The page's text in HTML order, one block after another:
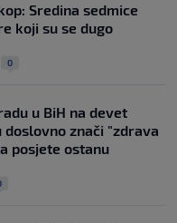
Sredina sedmice
koji su se dugo
0
u BiH na devet
doslovno znači "zdrava
posjete ostanu